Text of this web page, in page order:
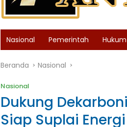
Nasional Pemerintah Hukum
Beranda Nasional
Nasional
Dukung
Siap Suplai